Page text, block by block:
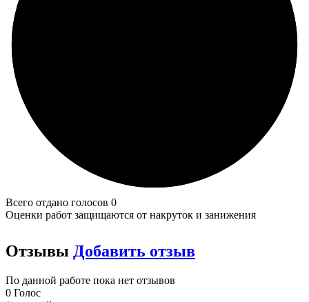
Всего отдано голосов 0
Оценки работ защищаются от накруток и занижения
Отзывы Добавить отзыв
По данной работе пока нет отзывов
0 Голос